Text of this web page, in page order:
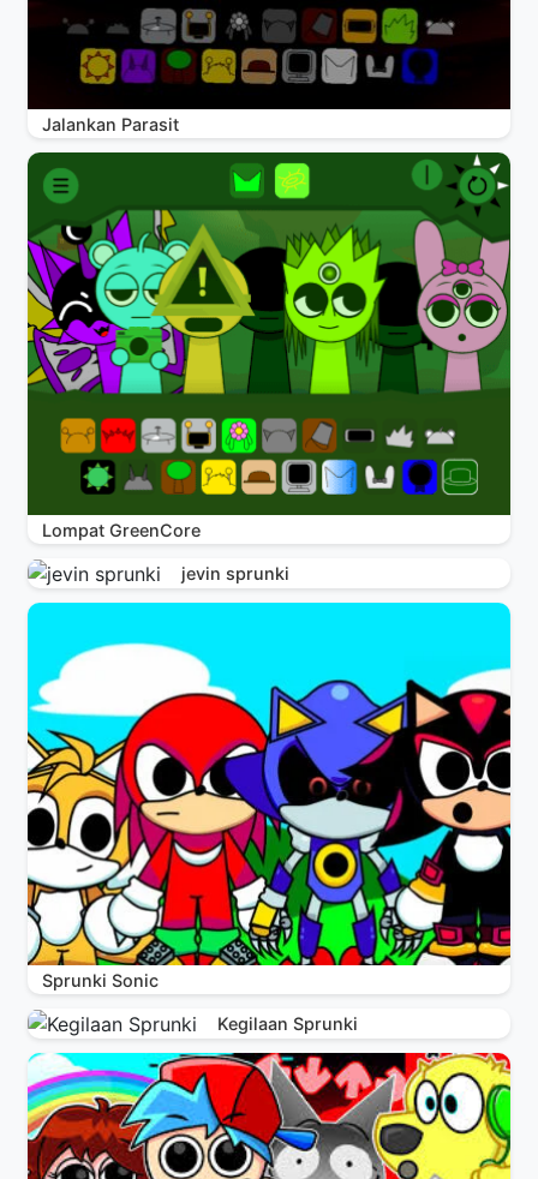
Jalankan Parasit
Lompat GreenCore
jevin sprunki
Sprunki Sonic
Kegilaan Sprunki